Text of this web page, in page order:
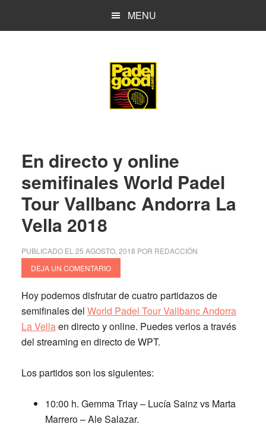
MENU
En directo y online
semifinales World Padel
Tour Vallbanc Andorra La
Vella 2018
PUBLICADO EL 25 AGOSTO, 2018 POR REDACCIÓN
DEJA UN COMENTARIO
Hoy podemos disfrutar de cuatro partidazos de
semifinales del World Padel Tour Vallbanc Andorra
La Vellaen directo y online. Puedes verlos a través
del streaming en directo de WPT.
Los partidos son los siguientes:
10:00 h. Gemma Triay – Lucía Sainz vs Marta
Marrero – Ale Salazar.